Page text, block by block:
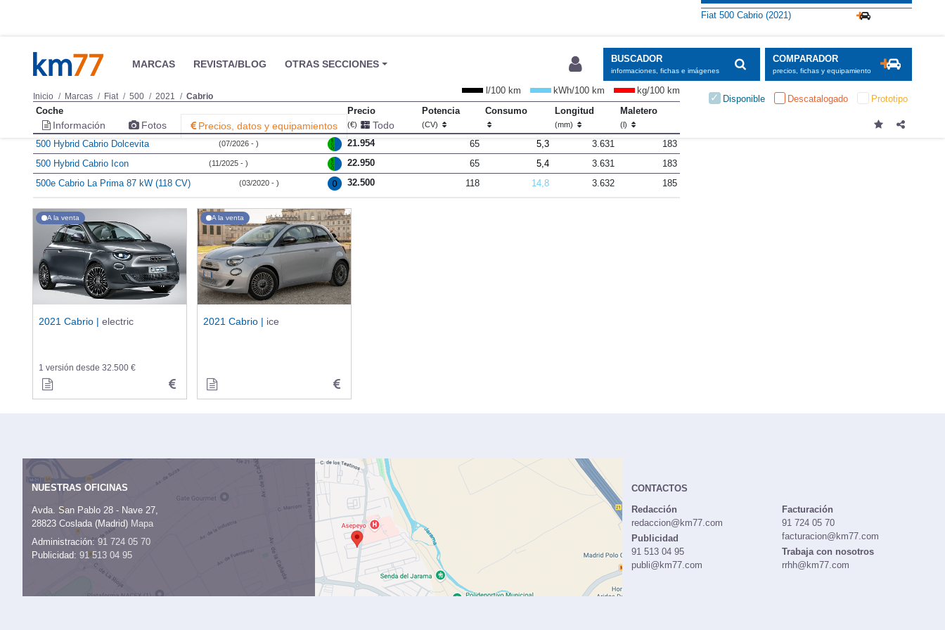
MARCAS REVISTA/BLOG OTRAS SECCIONES BUSCADOR
informaciones, fichas e imágenes
COMPARADOR
precios, fichas y equipamiento
Inicio Marcas Fiat 500 2021 Cabrio Disponible Descatalogado Prototipo
Información Fotos Precios, datos y equipamientos Todo
l/100 km kWh/100 km
kg/100 km
Coche
Precio
(€)
Potencia
(CV)
Consumo Longitud
(mm)
Maletero
(l)
500 Hybrid Cabrio Dolcevita (07/2026 - ) 21.954 65 5,3 3.631
183
500 Hybrid Cabrio Icon
(11/2025 - ) 22.950 65 5,4 3.631
183
500e Cabrio La Prima 87 kW (118 CV)
(03/2020 - ) 32.500 118 14,8 3.632 185
A la venta
2021 Cabrio | electric
1 versión desde 32.500 €
A la venta
2021 Cabrio | ice
Fiat 500 Cabrio (2021)
NUESTRAS OFICINAS
Avda. San Pablo 28 - Nave 27,
28823 Coslada (Madrid) Mapa
Administración:91 724 05 70
Publicidad: 91 513 04 95
CONTACTOS
Redacción
redaccion@km77.com
Publicidad
91 513 04 95
publi@km77.com
Facturación
91 724 05 70
facturacion@km77.com
Trabaja con nosotros
rrhh@km77.com